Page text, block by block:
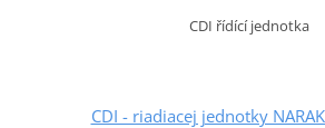
CDI řídící jednotka
CDI - riadiacej jednotky